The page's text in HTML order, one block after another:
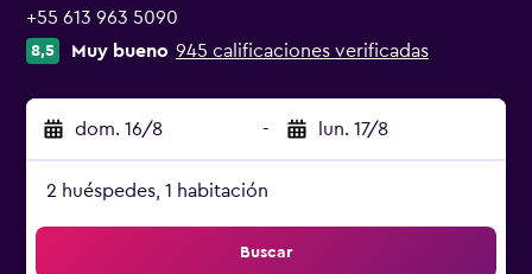
+55 613 963 5090
8,5 Muy bueno 945 calificaciones verificadas
dom. 16/8 - lun. 17/8
2 huéspedes, 1 habitación
Buscar